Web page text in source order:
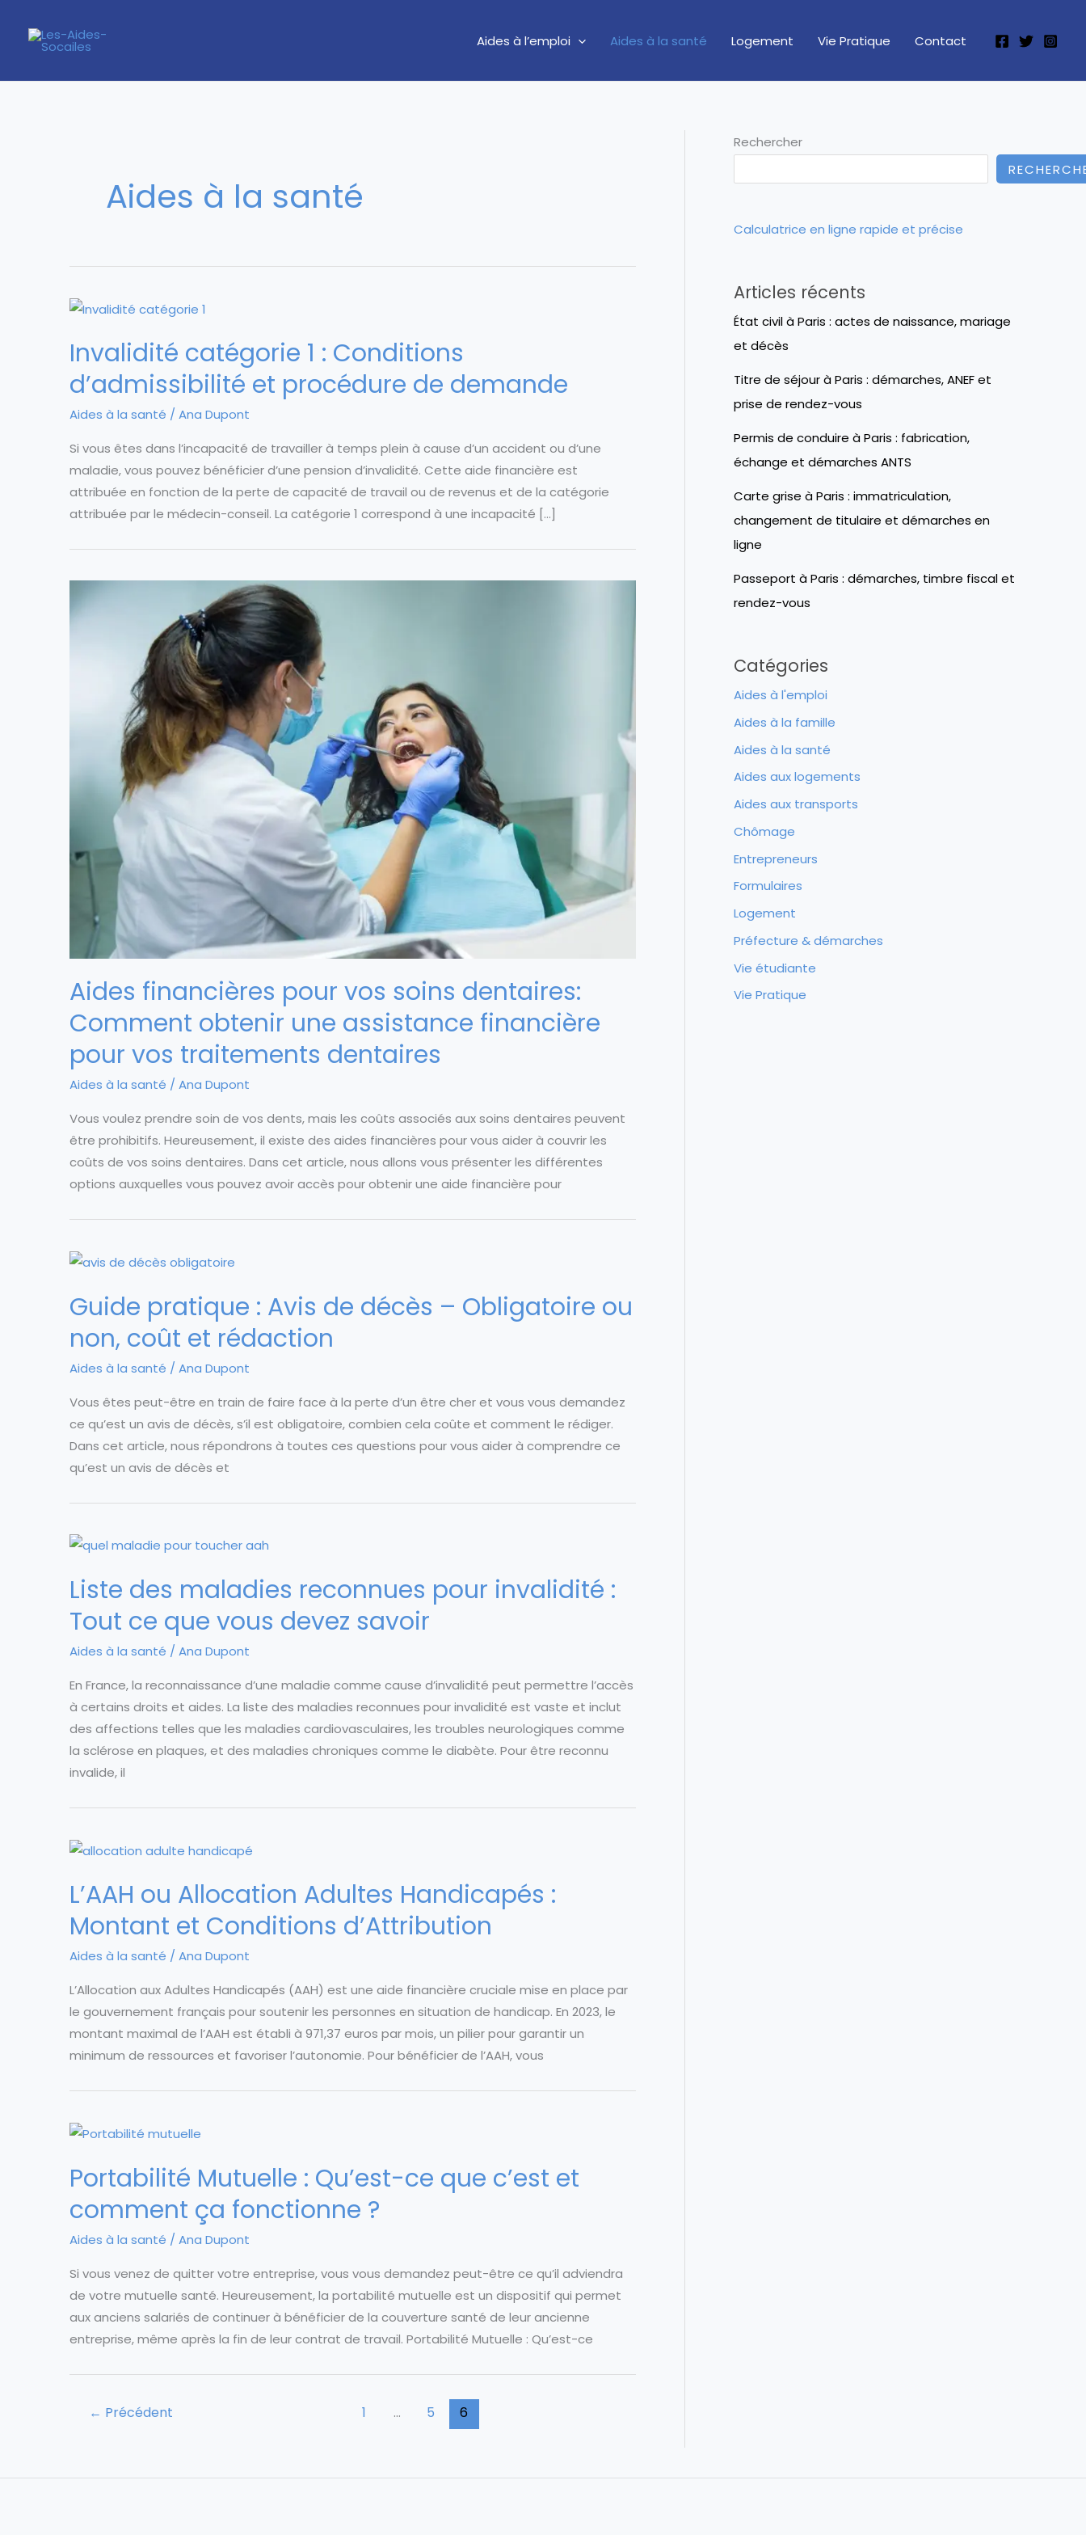
contenu
Aides à l’emploi Aides à la santé Logement Vie Pratique Contact
Aides à la santé
Invalidité catégorie 1 : Conditions
d’admissibilité et procédure de demande
Aides à la santé / Ana Dupont
Si vous êtes dans l’incapacité de travailler à temps plein à cause d’un accident ou d’une
maladie, vous pouvez bénéficier d’une pension d’invalidité. Cette aide financière est
attribuée en fonction de la perte de capacité de travail ou de revenus et de la catégorie
attribuée par le médecin-conseil. La catégorie 1 correspond à une incapacité […]
Aides financières pour vos soins dentaires:
Comment obtenir une assistance financière
pour vos traitements dentaires
Aides à la santé / Ana Dupont
Vous voulez prendre soin de vos dents, mais les coûts associés aux soins dentaires peuvent
être prohibitifs. Heureusement, il existe des aides financières pour vous aider à couvrir les
coûts de vos soins dentaires. Dans cet article, nous allons vous présenter les différentes
options auxquelles vous pouvez avoir accès pour obtenir une aide financière pour
Guide pratique : Avis de décès – Obligatoire ou
non, coût et rédaction
Aides à la santé / Ana Dupont
Vous êtes peut-être en train de faire face à la perte d’un être cher et vous vous demandez
ce qu’est un avis de décès, s’il est obligatoire, combien cela coûte et comment le rédiger.
Dans cet article, nous répondrons à toutes ces questions pour vous aider à comprendre ce
qu’est un avis de décès et
Liste des maladies reconnues pour invalidité :
Tout ce que vous devez savoir
Aides à la santé / Ana Dupont
En France, la reconnaissance d’une maladie comme cause d’invalidité peut permettre l’accès
à certains droits et aides. La liste des maladies reconnues pour invalidité est vaste et inclut
des affections telles que les maladies cardiovasculaires, les troubles neurologiques comme
la sclérose en plaques, et des maladies chroniques comme le diabète. Pour être reconnu
invalide, il
L’AAH ou Allocation Adultes Handicapés :
Montant et Conditions d’Attribution
Aides à la santé / Ana Dupont
L’Allocation aux Adultes Handicapés (AAH) est une aide financière cruciale mise en place par
le gouvernement français pour soutenir les personnes en situation de handicap. En 2023, le
montant maximal de l’AAH est établi à 971,37 euros par mois, un pilier pour garantir un
minimum de ressources et favoriser l’autonomie. Pour bénéficier de l’AAH, vous
Portabilité Mutuelle : Qu’est-ce que c’est et
comment ça fonctionne ?
Aides à la santé / Ana Dupont
Si vous venez de quitter votre entreprise, vous vous demandez peut-être ce qu’il adviendra
de votre mutuelle santé. Heureusement, la portabilité mutuelle est un dispositif qui permet
aux anciens salariés de continuer à bénéficier de la couverture santé de leur ancienne
entreprise, même après la fin de leur contrat de travail. Portabilité Mutuelle : Qu’est-ce
← Précédent 1 … 5 6
Rechercher
Calculatrice en ligne rapide et précise
Articles récents
État civil à Paris : actes de naissance, mariage
et décès
Titre de séjour à Paris : démarches, ANEF et
prise de rendez-vous
Permis de conduire à Paris : fabrication,
échange et démarches ANTS
Carte grise à Paris : immatriculation,
changement de titulaire et démarches en
ligne
Passeport à Paris : démarches, timbre fiscal et
rendez-vous
Catégories
Aides à l'emploi
Aides à la famille
Aides à la santé
Aides aux logements
Aides aux transports
Chômage
Entrepreneurs
Formulaires
Logement
Préfecture & démarches
Vie étudiante
Vie Pratique